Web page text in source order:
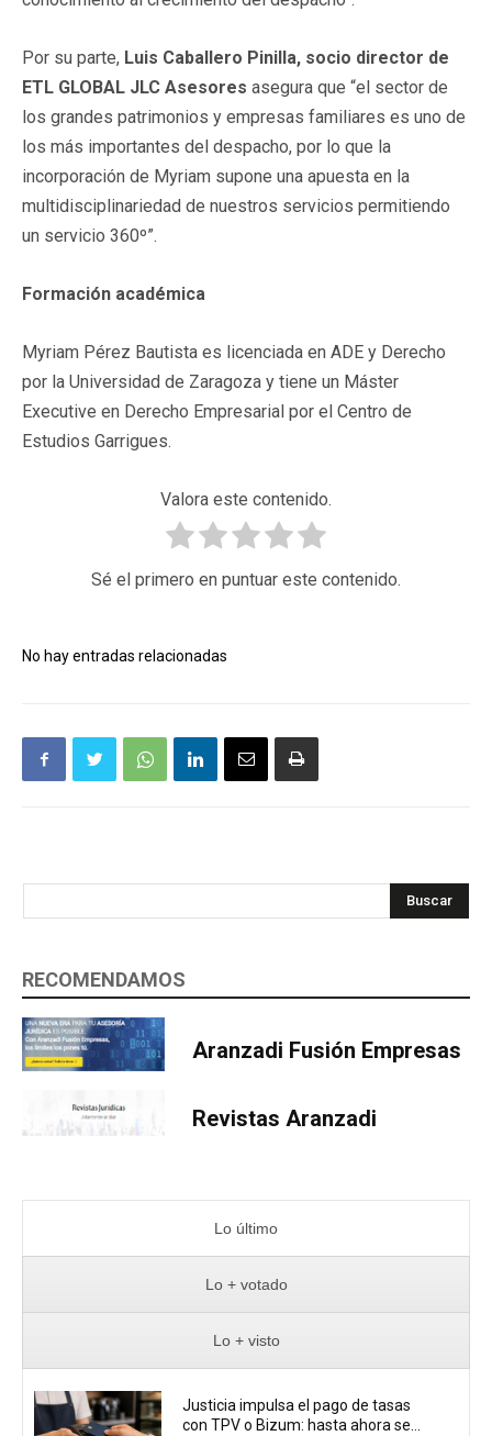
Por su parte, Luis Caballero Pinilla, socio director de
ETL GLOBAL JLC Asesores asegura que “el sector de
los grandes patrimonios y empresas familiares es uno de
los más importantes del despacho, por lo que la
incorporación de Myriam supone una apuesta en la
multidisciplinariedad de nuestros servicios permitiendo
un servicio 360º”.
Formación académica
Myriam Pérez Bautista es licenciada en ADE y Derecho
por la Universidad de Zaragoza y tiene un Máster
Executive en Derecho Empresarial por el Centro de
Estudios Garrigues.
Valora este contenido.
Sé el primero en puntuar este contenido.
No hay entradas relacionadas
Buscar
RECOMENDAMOS
Aranzadi Fusión Empresas
Revistas Aranzadi
Lo último
Lo + votado
Lo + visto
Justicia impulsa el pago de tasas
con TPV o Bizum: hasta ahora se...